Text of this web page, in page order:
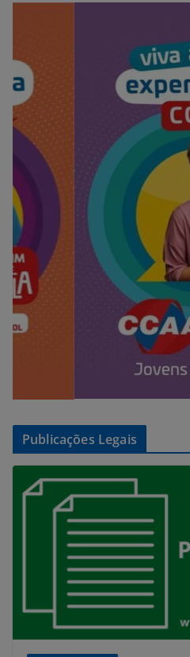
Publicações Legais